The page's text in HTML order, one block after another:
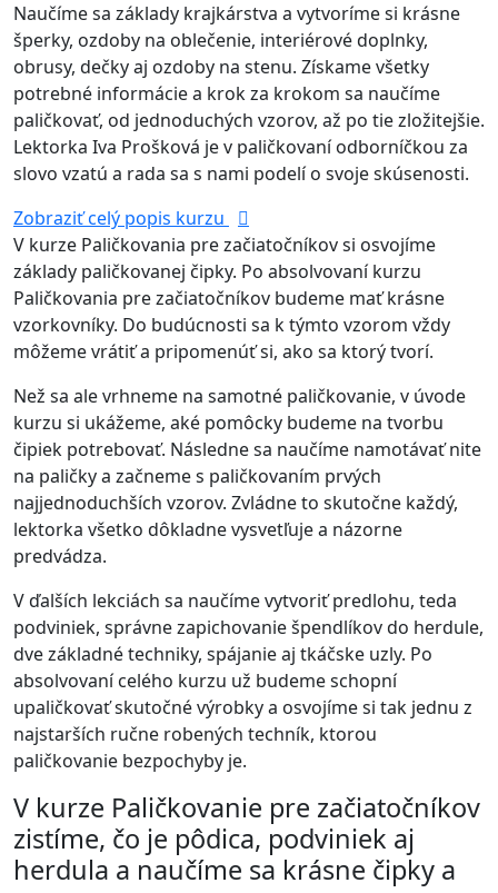
Naučíme sa základy krajkárstva a vytvoríme si krásne
šperky, ozdoby na oblečenie, interiérové doplnky,
obrusy, dečky aj ozdoby na stenu. Získame všetky
potrebné informácie a krok za krokom sa naučíme
paličkovať, od jednoduchých vzorov, až po tie zložitejšie.
Lektorka Iva Prošková je v paličkovaní odborníčkou za
slovo vzatú a rada sa s nami podelí o svoje skúsenosti.
Zobraziť celý popis kurzu
V kurze Paličkovania pre začiatočníkov si osvojíme
základy paličkovanej čipky. Po absolvovaní kurzu
Paličkovania pre začiatočníkov budeme mať krásne
vzorkovníky. Do budúcnosti sa k týmto vzorom vždy
môžeme vrátiť a pripomenúť si, ako sa ktorý tvorí.
Než sa ale vrhneme na samotné paličkovanie, v úvode
kurzu si ukážeme, aké pomôcky budeme na tvorbu
čipiek potrebovať. Následne sa naučíme namotávať nite
na paličky a začneme s paličkovaním prvých
najjednoduchších vzorov. Zvládne to skutočne každý,
lektorka všetko dôkladne vysvetľuje a názorne
predvádza.
V ďalších lekciách sa naučíme vytvoriť predlohu, teda
podviniek, správne zapichovanie špendlíkov do herdule,
dve základné techniky, spájanie aj tkáčske uzly. Po
absolvovaní celého kurzu už budeme schopní
upaličkovať skutočné výrobky a osvojíme si tak jednu z
najstarších ručne robených techník, ktorou
paličkovanie bezpochyby je.
V kurze Paličkovanie pre začiatočníkov
zistíme, čo je pôdica, podviniek aj
herdula a naučíme sa krásne čipky a